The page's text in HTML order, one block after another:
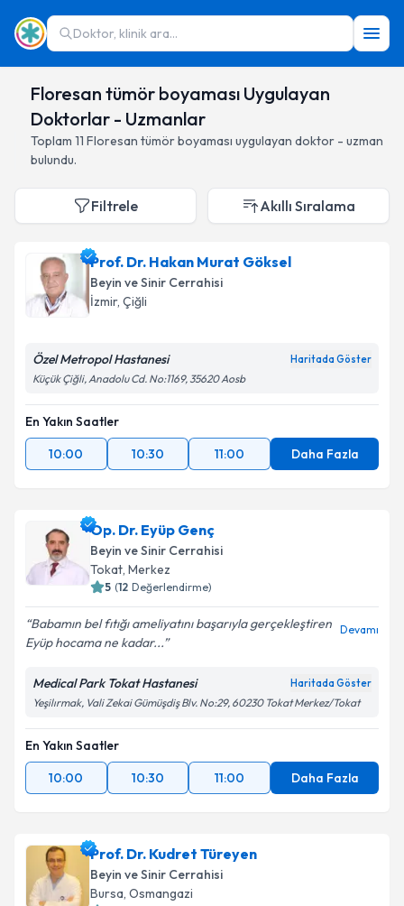
Doktor, klinik ara...
Floresan tümör boyaması Uygulayan
Doktorlar - Uzmanlar
Toplam 11 Floresan tümör boyaması uygulayan doktor - uzman
bulundu.
Filtrele Akıllı Sıralama
Prof. Dr. Hakan Murat Göksel
Beyin ve Sinir Cerrahisi
İzmir, Çiğli
Özel Metropol Hastanesi Haritada Göster
Küçük Çiğli, Anadolu Cd. No:1169, 35620 Aosb
En Yakın Saatler
10:00
10:30 11:00 Daha Fazla
Op. Dr. Eyüp Genç
Beyin ve Sinir Cerrahisi
Tokat, Merkez
5 (12 Değerlendirme)
Babamın bel fıtığı ameliyatını başarıyla gerçekleştiren
Eyüp hocama ne kadar...
Devamı
Medical Park Tokat Hastanesi Haritada Göster
Yeşilırmak, Vali Zekai Gümüşdiş Blv. No:29, 60230 Tokat Merkez/Tokat
En Yakın Saatler
10:00
10:30 11:00 Daha Fazla
Prof. Dr. Kudret Türeyen
Beyin ve Sinir Cerrahisi
Bursa, Osmangazi